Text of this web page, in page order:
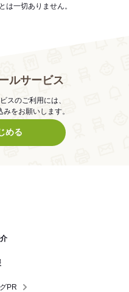
は一切ありません。
ルサービス
スのご利用には、
をお願いします。
める
PR